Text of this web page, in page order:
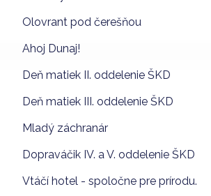
Olovrant pod čerešňou
Ahoj Dunaj!
Deň matiek II. oddelenie ŠKD
Deň matiek III. oddelenie ŠKD
Mladý záchranár
Dopraváčik IV. a V. oddelenie ŠKD
Vtáčí hotel - spoločne pre prírodu.